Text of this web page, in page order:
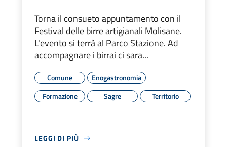
Torna il consueto appuntamento con il
Festival delle birre artigianali Molisane.
L'evento si terrà al Parco Stazione. Ad
accompagnare i birrai ci sara...
Comune
Enogastronomia
Formazione
Sagre Territorio
LEGGI DI PIÙ